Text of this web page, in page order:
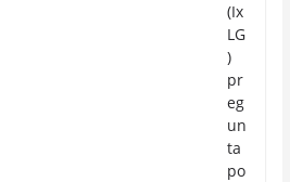
(Ix
LG
)
pr
eg
un
ta
po